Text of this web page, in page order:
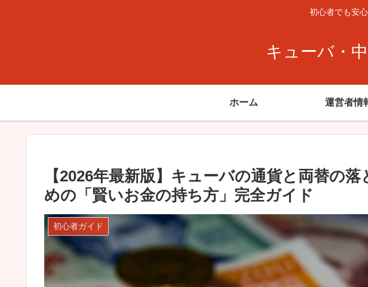
初心者でも安
キューバ・
ホーム 運営者情
【2026年最新版】キューバの通貨と両替の
めの「賢いお金の持ち方」完全ガイド
初心者ガイド